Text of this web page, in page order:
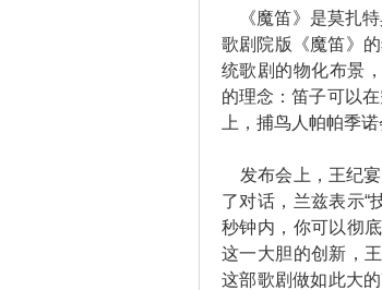
《魔笛》是莫扎特
歌剧院版《魔笛》
统歌剧的物化布景
的理念：笛子可以
上，捕鸟人帕帕季
发布会上，王纪宴
了对话，兰兹表示“
秒钟内，你可以彻
这一大胆的创新，
这部歌剧做如此大